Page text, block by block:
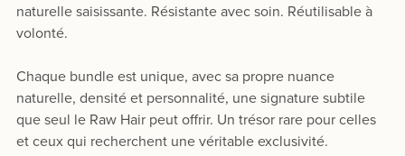
naturelle saisissante. Résistante avec soin. Réutilisable à
volonté.
Chaque bundle est unique, avec sa propre nuance
naturelle, densité et personnalité, une signature subtile
que seul le Raw Hair peut offrir. Un trésor rare pour celles
et ceux qui recherchent une véritable exclusivité.